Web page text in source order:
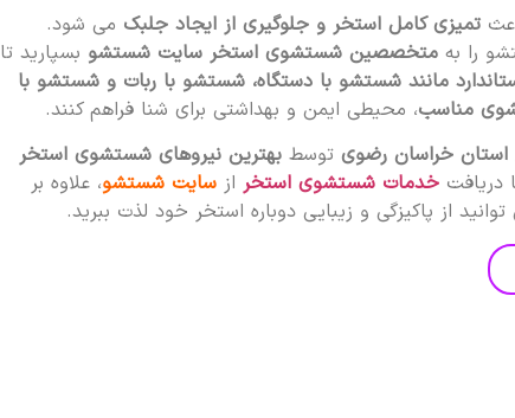
تمیزی کامل استخر و جلوگیری از ایجاد جلبک می شود.
را به متخصصین شستشوی استخر سایت شستشو بسپارید تا
مانند شستشو با دستگاه، شستشو با ربات و شستشو با
مناسب، محیطی ایمن و بهداشتی برای شنا فراهم کنند.
خراسان رضوی توسط بهترین نیروهای شستشوی استخر
دریافت خدمات شستشوی استخر از سایت شستشو، علاوه بر
از پاکیزگی و زیبایی دوباره استخر خود لذت ببرید.